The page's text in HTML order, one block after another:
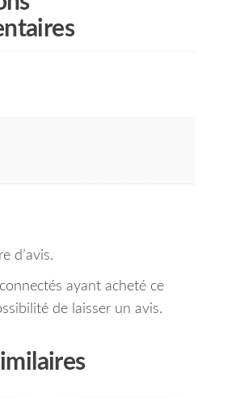
d’avis.
ayant acheté ce
de laisser un avis.